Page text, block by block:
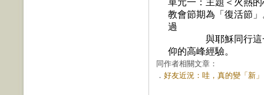
單元一：主題＜火熱
教會節期為「復活節
過
與耶穌同行
仰的高峰經驗。
同作者相關文章：
． 好友近況：哇，真的變「新